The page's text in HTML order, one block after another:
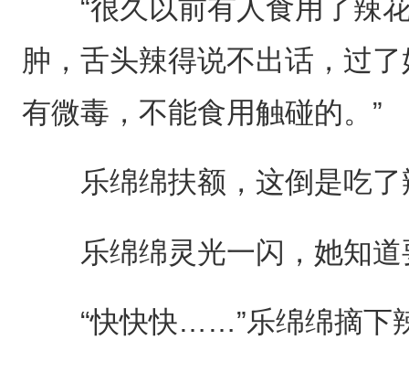
“很久以前有人食用了辣花
肿，舌头辣得说不出话，过
有微毒，不能食用触碰的。”
乐绵绵扶额，这倒是吃了
乐绵绵灵光一闪，她知道
“快快快……”乐绵绵摘下